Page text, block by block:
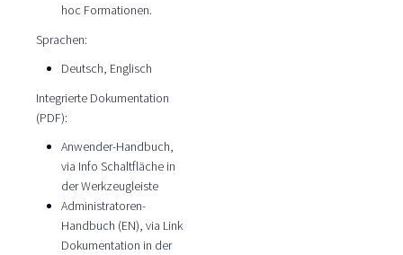
hoc Formationen.
Sprachen:
Deutsch, Englisch
Integrierte Dokumentation
(PDF):
Anwender-Handbuch,
via Info Schaltfläche in
der Werkzeugleiste
Administratoren-
Handbuch (EN), via Link
Dokumentation in der